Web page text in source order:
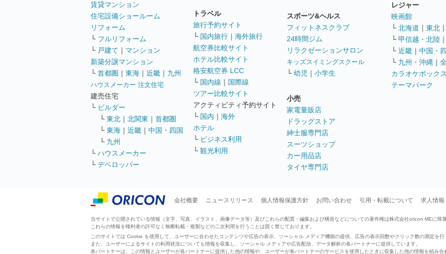
賃貸マンション
住宅設備ショールーム
リフォーム
└ フルリフォーム
└ 戸建て ｜ マンション
新築分譲マンション
└ 首都圏 ｜ 東海 ｜ 近畿 ｜ 九州
ハウスメーカー 注文住宅
建売住宅
└ ビルダー
└ 東北 ｜ 北関東 ｜ 首都圏
└ 東海 ｜ 近畿 ｜ 中国・四国
└ 九州
└ ハウスメーカー
└ デベロッパー
トラベル
旅行予約サイト
└ 国内旅行 ｜ 海外旅行
航空券比較サイト
ホテル比較サイト
格安航空券 LCC
└ 国内線 ｜ 国際線
ツアー比較サイト
アクティビティ予約サイト
└ 国内 ｜ 海外
ホテル
└ ビジネス利用
└ 観光利用
スポーツ&ヘルス
フィットネスクラブ
24時間ジム
リラクゼーションサロン
キッズスイミングスクール
└ 幼児 ｜ 小学生
小売
家電量販店
ドラッグストア
紳士服専門店
スーツショップ
カー用品店
タイヤ専門店
レジャー
映画館
└ 北海道 ｜ 東北 ｜
└ 甲信越・北陸 ｜
└ 近畿 ｜ 中国・
└ 九州・沖縄 ｜
カラオケボックス
テーマパーク
会社概要 ニュースリリース 個人情報保護方針 お問い合わせ 引用・転載について 求人情報
当サイトで公開されている情報（文字、写真、イラスト、画像データ等）及びこれらの配置・編集および構造などについての著作権は株式会社oricon MEに帰属
これらの情報を権利者の許可なく無断転載・複製などの二次利用を行うことは固く禁じております。
このサイトでは Cookie を使用して、ユーザーに合わせたコンテンツや広告の表示、ソーシャル メディア機能の提供、広告の表示回数やクリック数の測定を行
また、ユーザーによるサイトの利用状況についても情報を収集し、ソーシャル メディアや広告配信、データ解析の各パートナーに提供しています。
各パートナーは、この情報とユーザーが各パートナーに提供した他の情報や、ユーザーが各パートナーのサービスを使用したときに収集した他の情報を組み合